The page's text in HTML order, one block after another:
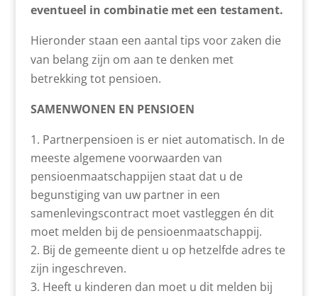
eventueel in combinatie met een testament.
Hieronder staan een aantal tips voor zaken die
van belang zijn om aan te denken met
betrekking tot pensioen.
SAMENWONEN EN PENSIOEN
Partnerpensioen is er niet automatisch. In de
meeste algemene voorwaarden van
pensioenmaatschappijen staat dat u de
begunstiging van uw partner in een
samenlevingscontract moet vastleggen én dit
moet melden bij de pensioenmaatschappij.
Bij de gemeente dient u op hetzelfde adres te
zijn ingeschreven.
Heeft u kinderen dan moet u dit melden bij